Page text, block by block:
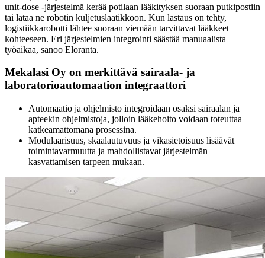
unit-dose -järjestelmä kerää potilaan lääkityksen suoraan putkipostiin
tai lataa ne robotin kuljetuslaatikkoon. Kun lastaus on tehty,
logistiikkarobotti lähtee suoraan viemään tarvittavat lääkkeet
kohteeseen. Eri järjestelmien integrointi säästää manuaalista
työaikaa, sanoo Eloranta.
Mekalasi Oy on merkittävä sairaala- ja
laboratorioautomaation integraattori
Automaatio ja ohjelmisto integroidaan osaksi sairaalan ja
apteekin ohjelmistoja, jolloin lääkehoito voidaan toteuttaa
katkeamattomana prosessina.
Modulaarisuus, skaalautuvuus ja vikasietoisuus lisäävät
toimintavarmuutta ja mahdollistavat järjestelmän
kasvattamisen tarpeen mukaan.